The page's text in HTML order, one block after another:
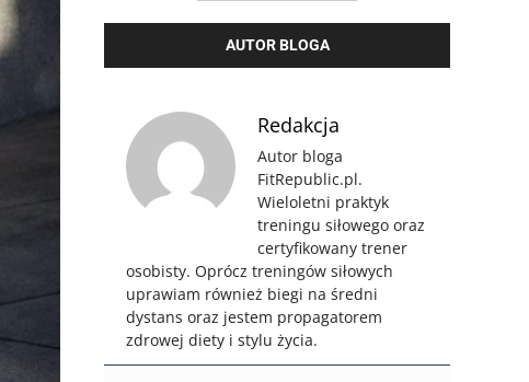
AUTOR BLOGA
Redakcja
Autor bloga
FitRepublic.pl.
Wieloletni praktyk
treningu siłowego oraz
certyfikowany trener
osobisty. Oprócz treningów siłowych
uprawiam również biegi na średni
dystans oraz jestem propagatorem
zdrowej diety i stylu życia.